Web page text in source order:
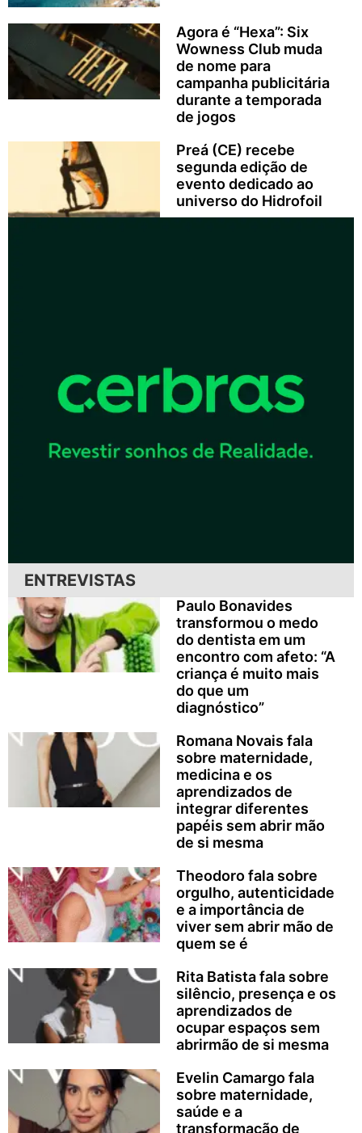
Agora é “Hexa”: Six
Wowness Club muda
de nome para
campanha publicitária
durante a temporada
de jogos
Preá (CE) recebe
segunda edição de
evento dedicado ao
universo do Hidrofoil
ENTREVISTAS
Paulo Bonavides
transformou o medo
do dentista em um
encontro com afeto: “A
criança é muito mais
do que um
diagnóstico”
Romana Novais fala
sobre maternidade,
medicina e os
aprendizados de
integrar diferentes
papéis sem abrir mão
de si mesma
Theodoro fala sobre
orgulho, autenticidade
e a importância de
viver sem abrir mão de
quem se é
Rita Batista fala sobre
silêncio, presença e os
aprendizados de
ocupar espaços sem
abrirmão de si mesma
Evelin Camargo fala
sobre maternidade,
saúde e a
transformação de